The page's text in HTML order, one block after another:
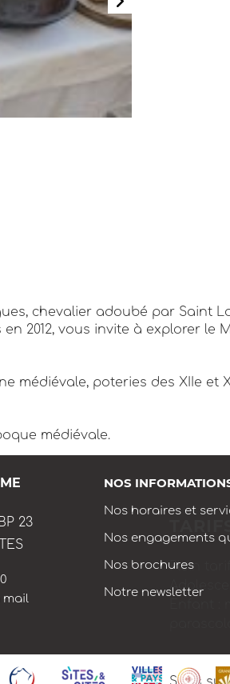
chevalier adoubé par Saint
2012, vous invite à explorer
médiévale, poteries des XIIe et
médiévale.
Plein
23
mail
NOS
Nos horaires et
Nos engagements
Nos brochures
Notre newsletter